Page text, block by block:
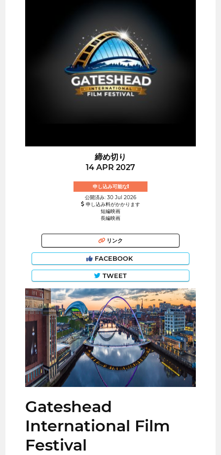
締め切り
14 APR 2027
申し込み可能な!
公開済み: 30 Jul 2026
申し込み料がかかります
短編映画
長編映画
リンク
FACEBOOK
TWEET
Gateshead
International Film
Festival